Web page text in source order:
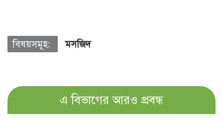
বিষয়সমূহ: মসজিদ
এ বিভাগের আরও প্রবন্ধ